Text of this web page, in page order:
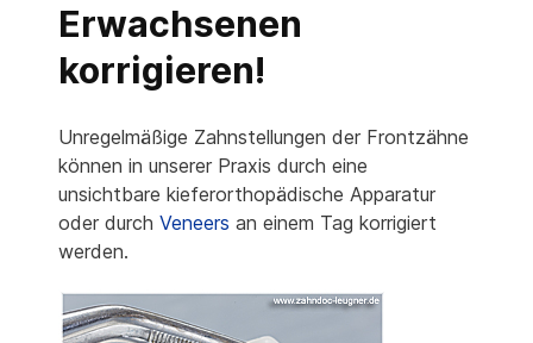
Erwachsenen
korrigieren!
Unregelmäßige Zahnstellungen der Frontzähne
können in unserer Praxis durch eine
unsichtbare kieferorthopädische Apparatur
oder durch Veneers an einem Tag korrigiert
werden.